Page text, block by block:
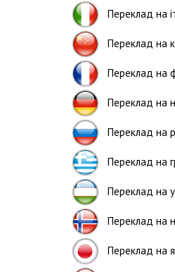
Переклад на
Переклад на
Переклад на
Переклад на
Переклад на
Переклад на
Переклад на
Переклад на
Переклад на